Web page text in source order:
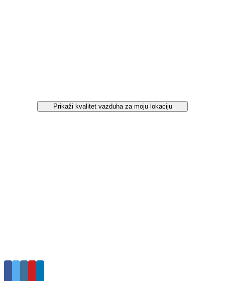
Prikaži kvalitet vazduha za moju lokaciju